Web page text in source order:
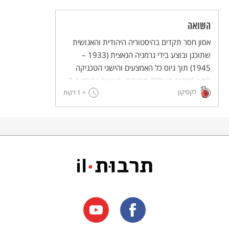
השואה
אסון חסר תקדים בהיסטוריה היהודית והאנושית
שתוכנן ובוצע בידי גרמניה הנאצית (1933 –
1945) תוך גיוס כל האמצעים והישגי הטכניקה
למען "טיהור העולם" מיהודים. בשואה נרצחו כ-6
מיליון יהודים (ובהם 1.5 מיליון ילדים), ויהדות
אירופה נחרבה.
לקסיקון < 1 דקות